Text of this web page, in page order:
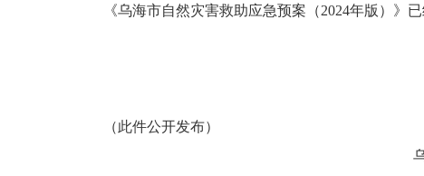
《乌海市自然灾害救助应急预案（2024年版）》已
（此件公开发布）
乌